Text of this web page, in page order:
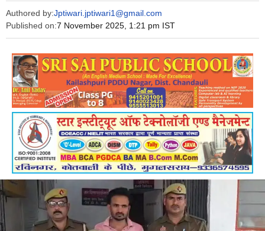
Authored by:Jptiwari.jptiwari1@gmail.com
Published on:7 November 2025, 1:21 pm IST